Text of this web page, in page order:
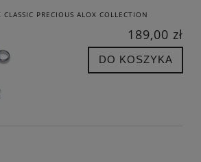
PRECIOUS ALOX COLLECTION
189,00 zł
DO KOSZYKA